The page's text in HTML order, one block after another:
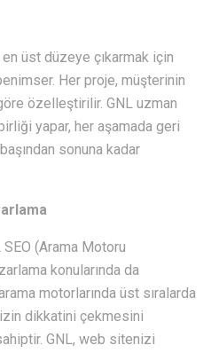
üst düzeye çıkarmak için
Her proje, müşterinin
özelleştirilir. GNL uzman
yapar, her aşamada geri
sonuna kadar
SEO (Arama Motoru
konularında da
motorlarında üst sıralarda
dikkatini çekmesini
GNL, web sitenizi